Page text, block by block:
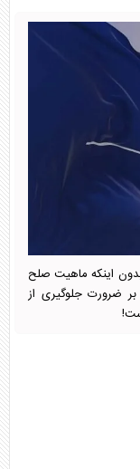
اینکه ماهیت صلح
بر ضرورت جلوگیری از